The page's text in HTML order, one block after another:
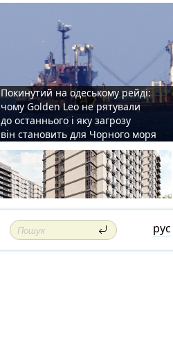
Покинутий на одеському рейді:
чому Golden Leo не рятували
до останнього і яку загрозу
він становить для Чорного моря
рус